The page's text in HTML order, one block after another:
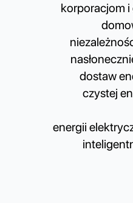
korporacjom
dostaw
czystej
energii